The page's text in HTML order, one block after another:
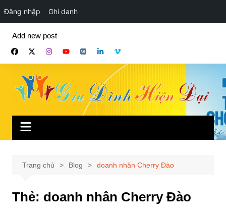
Đăng nhập Ghi danh
phần
Add new post
Trang chủ Blog doanh nhân Cherry Đào
Thẻ: doanh nhân Cherry Đào